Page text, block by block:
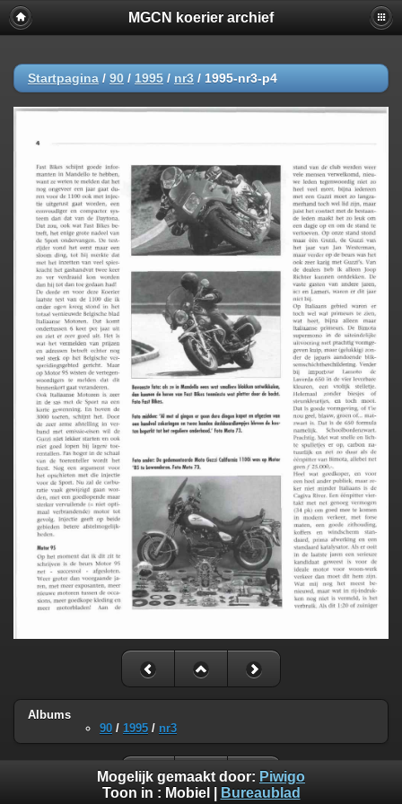
MGCN koerier archief
Startpagina / 90 / 1995 / nr3 / 1995-nr3-p4
Albums
90 / 1995 / nr3
Mogelijk gemaakt door: Piwigo
Toon in : Mobiel Bureaublad